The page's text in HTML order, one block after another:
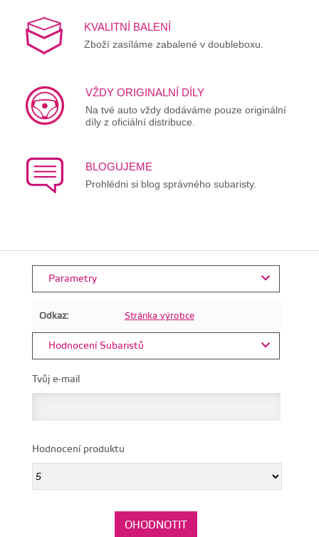
KVALITNÍ BALENÍ
Zboží zasíláme zabalené v doubleboxu.
VŽDY ORIGINALNÍ DÍLY
Na tvé auto vždy dodáváme pouze originální
díly z oficiální distribuce.
BLOGUJEME
Prohlédni si blog správného subaristy.
Parametry
Odkaz: Stránka výrobce
Hodnocení Subaristů
Tvůj e-mail
Hodnocení produktu